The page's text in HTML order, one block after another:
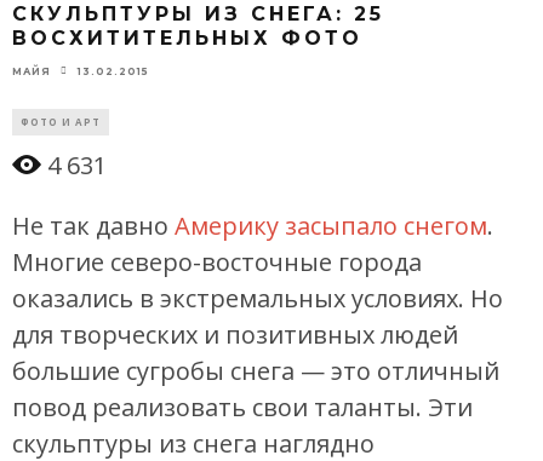
СКУЛЬПТУРЫ ИЗ СНЕГА: 25
ВОСХИТИТЕЛЬНЫХ ФОТО
МАЙЯ 13.02.2015
ФОТО И АРТ
4 631
Не так давно Америку засыпало снегом.
Многие северо-восточные города
оказались в экстремальных условиях. Но
для творческих и позитивных людей
большие сугробы снега — это отличный
повод реализовать свои таланты. Эти
скульптуры из снега наглядно